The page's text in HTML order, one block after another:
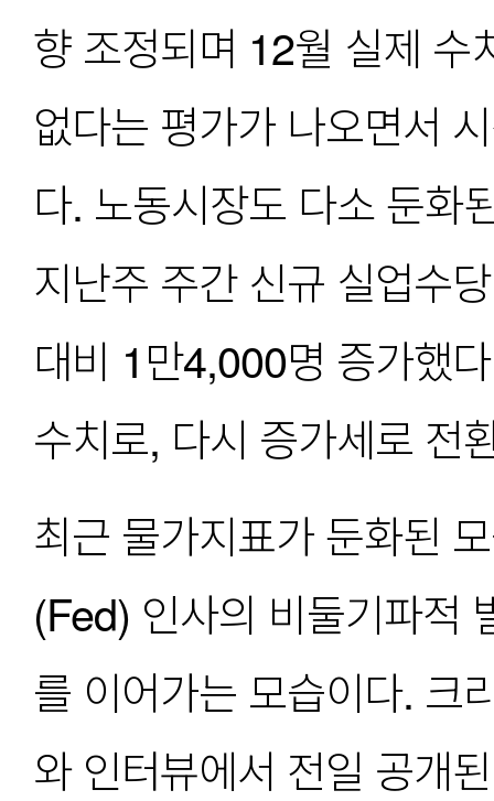
향 조정되며 12월 실제
없다는 평가가 나오면서
다. 노동시장도 다소 둔화
지난주 주간 신규 실업수
대비 1만4,000명 증가했
수치로, 다시 증가세로 전
최근 물가지표가 둔화된
(Fed) 인사의 비둘기파적
를 이어가는 모습이다. 크
와 인터뷰에서 전일 공개